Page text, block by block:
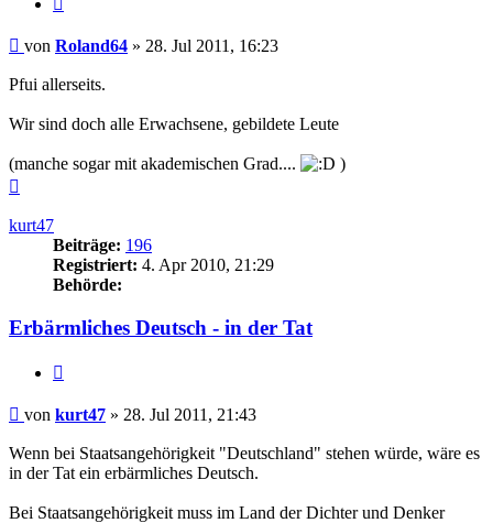
Beitrag
von Roland64 » 28. Jul 2011, 16:23
Pfui allerseits.
Wir sind doch alle Erwachsene, gebildete Leute
(manche sogar mit akademischen Grad....
)
kurt47
Beiträge: 196
Registriert: 4. Apr 2010, 21:29
Behörde:
Erbärmliches Deutsch - in der Tat
Beitrag
von kurt47 » 28. Jul 2011, 21:43
Wenn bei Staatsangehörigkeit "Deutschland" stehen würde, wäre es
in der Tat ein erbärmliches Deutsch.
Bei Staatsangehörigkeit muss im Land der Dichter und Denker